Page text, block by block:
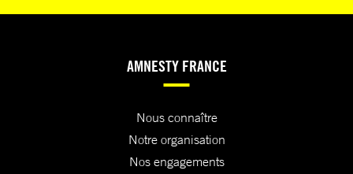
AMNESTY FRANCE
Nous connaître
Notre organisation
Nos engagements